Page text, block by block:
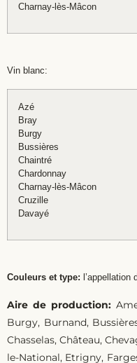
Charnay-lès-Mâcon
Vin blanc:
Azé
Bray
Burgy
Bussières
Chaintré
Chardonnay
Charnay-lès-Mâcon
Cruzille
Davayé
Couleurs et type:
Aire de production:
Burgy, Burnand,
Chasselas, Château,
le-National, Etrigny,